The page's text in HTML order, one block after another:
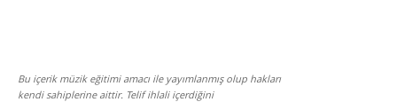
Bu içerik müzik eğitimi amacı ile yayımlanmış olup hakları
kendi sahiplerine aittir. Telif ihlali içerdiğini